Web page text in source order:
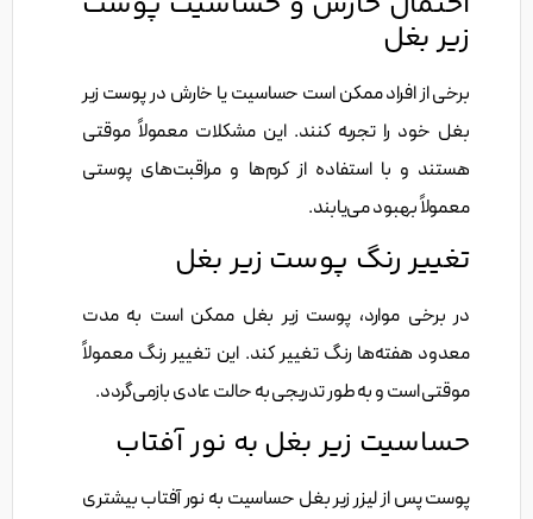
زیر بغل
برخی از افراد ممکن است حساسیت یا خارش در پوست زیر
بغل خود را تجربه کنند. این مشکلات معمولاً موقتی
هستند و با استفاده از کرم‌ها و مراقبت‌های پوستی
معمولاً بهبود می‌یابند.
تغییر رنگ پوست زیر بغل
در برخی موارد، پوست زیر بغل ممکن است به مدت
معدود هفته‌ها رنگ تغییر کند. این تغییر رنگ معمولاً
موقتی است و به طور تدریجی به حالت عادی بازمی‌گردد.
حساسیت زیر بغل به نور آفتاب
پوست پس از لیزر زیر بغل حساسیت به نور آفتاب بیشتری